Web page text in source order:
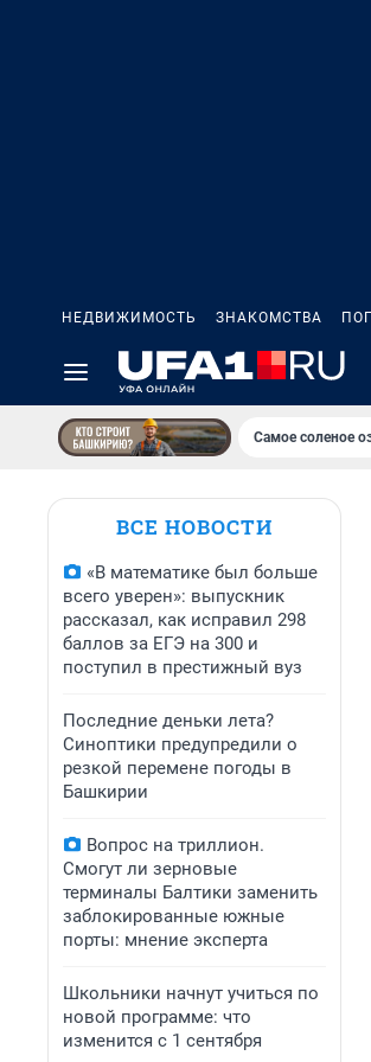
НЕДВИЖИМОСТЬ ЗНАКОМСТВА
Самое соленое
ВСЕ НОВОСТИ
«В математике был больше
всего уверен»: выпускник
рассказал, как исправил 298
баллов за ЕГЭ на 300 и
поступил в престижный вуз
Последние деньки лета?
Синоптики предупредили о
резкой перемене погоды в
Башкирии
Вопрос на триллион.
Смогут ли зерновые
терминалы Балтики заменить
заблокированные южные
порты: мнение эксперта
Школьники начнут учиться по
новой программе: что
изменится с 1 сентября